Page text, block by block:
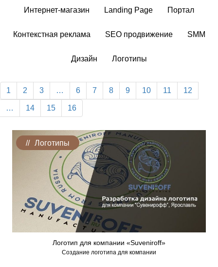
Интернет-магазин Landing Page Портал
Контекстная реклама SEO продвижение SMM
Дизайн Логотипы
1 2 3 … 6 7 8 9 10 11 12
… 14 15 16
Логотип для компании «Suveniroff»
Создание логотипа для компании
Логотипы